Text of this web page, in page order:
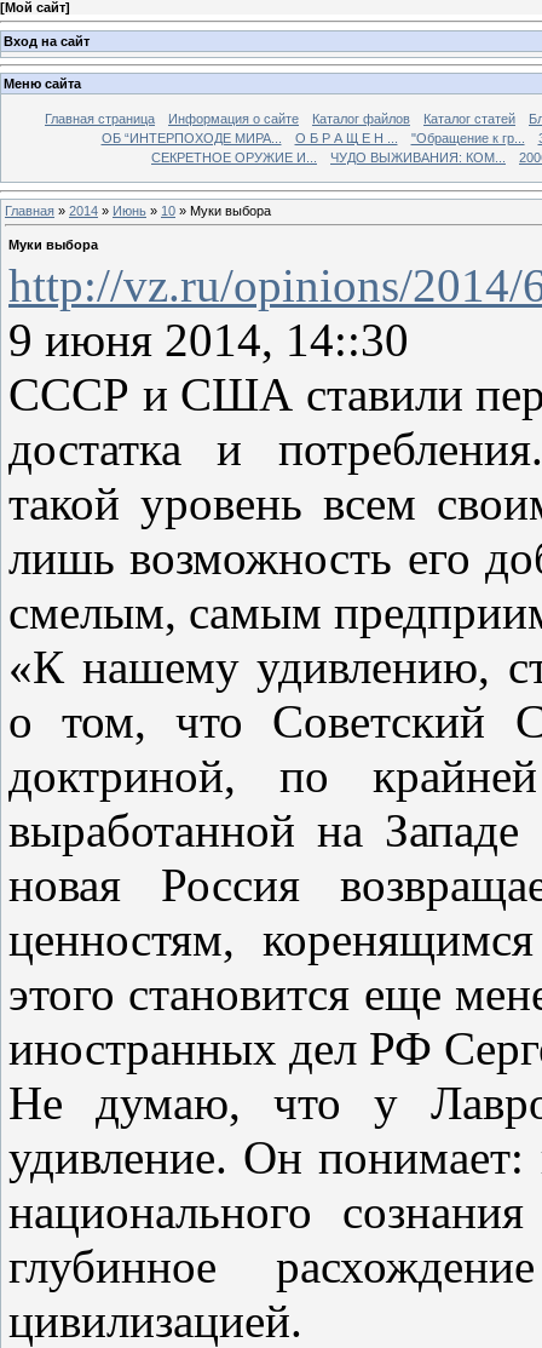
[Мой сайт]
Вход на сайт
Меню сайта
Главная страница Информация о сайте Каталог файлов Каталог статей
ОБ “ИНТЕРПОХОДЕ МИРА...
О Б Р А Щ Е Н ... "Обращение к гр...
СЕКРЕТНОЕ ОРУЖИЕ И...
ЧУДО ВЫЖИВАНИЯ: КОМ...
Главная » 2014 » Июнь » 10 » Муки выбора
Муки выбора
http://vz.ru/opinions/2014/
9 июня 2014, 14::30
СССР и США ставили
достатка и
такой уровень всем
лишь возможность его
смелым, самым
«К нашему удивлению,
о том, что Советский
доктриной, по
выработанной на
новая Россия
ценностям,
этого становится еще
иностранных дел РФ
Не думаю, что у
удивление. Он понимает:
национального
глубинное
цивилизацией.